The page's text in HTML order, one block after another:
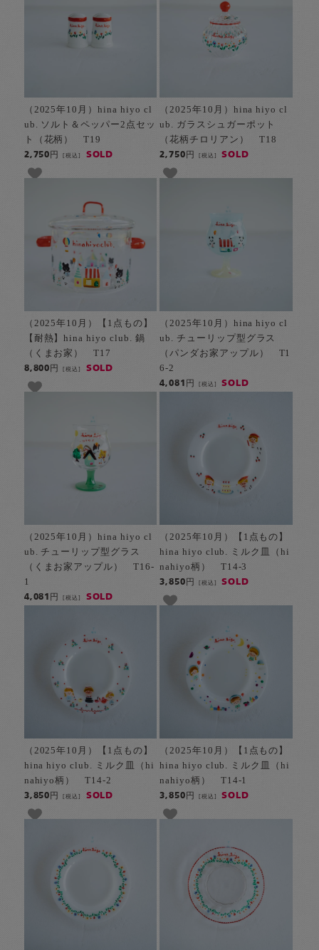
（2025年10月）hina hiyo cl
ub. ソルト＆ペッパー2点セッ
ト（花柄） T19
2,750円[税込] SOLD
（2025年10月）hina hiyo cl
ub. ガラスシュガーポット
（花柄チロリアン） T18
2,750円 [税込] SOLD
（2025年10月）【1点もの】
【耐熱】hina hiyo club. 鍋
（くまお家） T17
8,800円[税込] SOLD
（2025年10月）hina hiyo cl
ub. チューリップ型グラス
（パンダお家アップル） T1
6-2
4,081円 [税込] SOLD
（2025年10月）hina hiyo cl
ub. チューリップ型グラス
（くまお家アップル） T16-
1
4,081円[税込] SOLD
（2025年10月）【1点もの】
hina hiyo club. ミルク皿（hi
nahiyo柄） T14-3
3,850円 [税込] SOLD
（2025年10月）【1点もの】
hina hiyo club. ミルク皿（hi
nahiyo柄） T14-2
3,850円[税込] SOLD
（2025年10月）【1点もの】
hina hiyo club. ミルク皿（hi
nahiyo柄） T14-1
3,850円 [税込] SOLD